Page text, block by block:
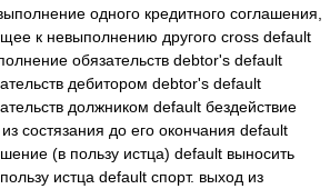
одного кредитного соглашения,
к невыполнению другого cross default
обязательств debtor's default
дебитором debtor's default
должником default бездействие
состязания до его окончания default
(в пользу истца) default выносить
истца default спорт. выход из